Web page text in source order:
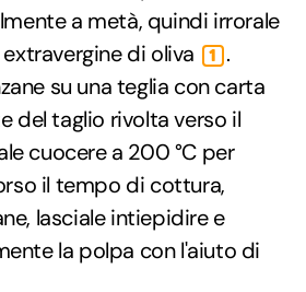
a metà, quindi irrorale
di oliva
1
.
su una teglia con carta
del taglio rivolta verso il
cuocere a 200 °C per
il tempo di cottura,
lasciale intiepidire e
la polpa con l'aiuto di